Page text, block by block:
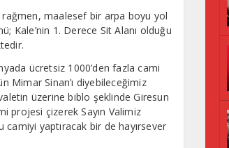
rağmen, maalesef bir arpa boyu yol
Kale’nin 1. Derece Sit Alanı olduğu
ücretsiz 1000’den fazla cami
Mimar Sinan’ı diyebileceğimiz
üzerine biblo şeklinde Giresun
projesi çizerek Sayın Valimiz
yaptıracak bir de hayırsever